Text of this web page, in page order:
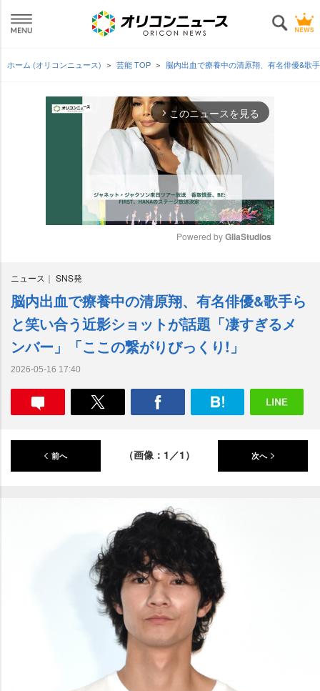
ホーム (オリコンニュース) 芸能 TOP 脳内出血で療養中の清原翔、有名俳優&歌
arrow_forward_ios このニュースを見る
e
Powered by GliaStudios
ニュース SNS発
脳内出血で療養中の清原翔、有名俳優&歌手ら
と笑い合う近影ショットが話題「凄すぎるメ
ンバー」「ここの繋がりびっくり!」
2026-05-16 17:40
前へ （画像：1／1） 次へ